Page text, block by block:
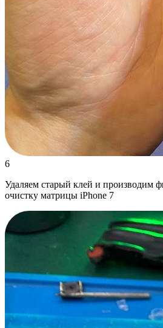
6
Удаляем старый клей и производим
очистку матрицы iPhone 7